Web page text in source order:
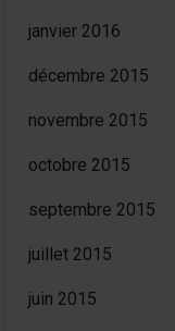
janvier 2016
décembre 2015
novembre 2015
octobre 2015
septembre 2015
juillet 2015
juin 2015